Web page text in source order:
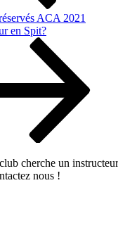
ACA 2021
en Spit?
cherche un
nous !